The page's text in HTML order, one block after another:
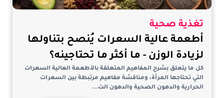
تغذية صحية
أطعمة عالية السعرات يُنصح بتناولها
لزيادة الوزن - ما أكثر ما تحتاجينه؟
كل ما يتعلق بشرح المفاهيم المتعلقة بالأطعمة العالية السعرات
التي تحتاجها المرأة، ومناقشة مفاهيم مرتبطة بين السعرات
الحرارية والدهون الصحية والدهون الت...